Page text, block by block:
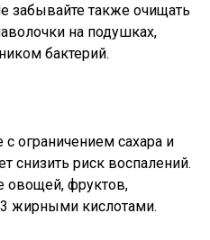
забывайте также очищать
на подушках,
бактерий.
ограничением сахара и
снизить риск воспалений.
овощей, фруктов,
жирными кислотами.